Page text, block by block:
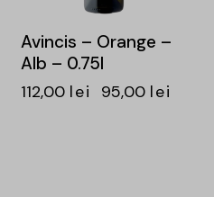
Avincis – Orange –
Alb – 0.75l
112,00 lei 95,00 lei